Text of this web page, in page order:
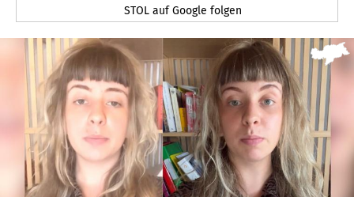
STOL auf Google folgen